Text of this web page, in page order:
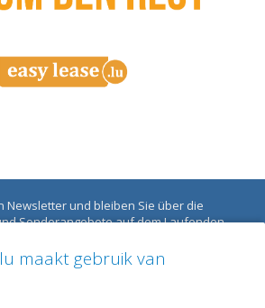
maakt gebruik van
Newsletter und bleiben Sie über die
Sonderangebote auf dem Laufenden.